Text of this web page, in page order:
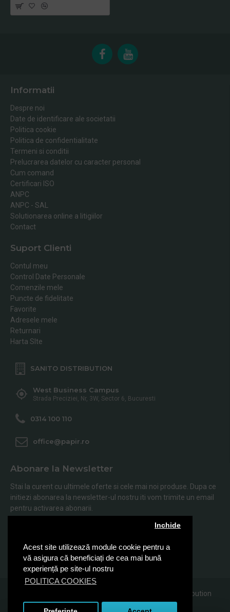
Acest site utilizează module cookie pentru a
vă asigura că beneficiați de cea mai bună
experiență pe site-ul nostru
POLITICA COOKIES
Inchide
Informatii
Despre noi
Date de identificare ale societatii
Politica cookie
Politica de confidentialitate
Termeni si conditii
Prelucrarea datelor cu caracter personal
Cum comand
Certificari ISO
ANPC
ANPC - SAL
Solutionarea online a litigiilor
Contact
Suport Clienti
Contul meu
Control Date Personale
Comenzile mele
Puncte de fidelitate
Favorite
Adresele mele
Returnari
Harta SIte
SANITO DISTRIBUTION
West Business Campus
Strada Preciziei, Nr, 3W, Sector 6, Bucuresti
0314 100 110
office@papir.ro
Abonare la Newsletter
Stai la curent cu ultimele oferte si cele mai noi produse. Dupa ce
initiezi abonarea la newsletter-ul nostru iti vom trimite un email
pentru activarea abonarii.
Abonare
Am citit şi sunt de acord cu Politica de Confidentialitate
© 2019, Papir.ro, Toate drepturile rezervate Sanito Distribution